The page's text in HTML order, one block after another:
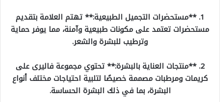
1. **مستحضرات التجميل الطبيعية:** تهتم العلامة بتقديم
مستحضرات تعتمد على مكونات طبيعية وآمنة، مما يوفر حماية
وترطيب للبشرة والشعر.
2. **منتجات العناية بالبشرة:** تحتوي مجموعة فاليرى على
كريمات ومرطبات مصممة خصيصًا لتلبية احتياجات مختلف أنواع
البشرة، بما في ذلك البشرة الحساسة.